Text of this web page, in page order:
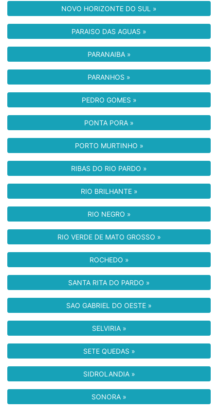
NOVO HORIZONTE DO SUL »
PARAISO DAS AGUAS »
PARANAIBA »
PARANHOS »
PEDRO GOMES »
PONTA PORA »
PORTO MURTINHO »
RIBAS DO RIO PARDO »
RIO BRILHANTE »
RIO NEGRO »
RIO VERDE DE MATO GROSSO »
ROCHEDO »
SANTA RITA DO PARDO »
SAO GABRIEL DO OESTE »
SELVIRIA »
SETE QUEDAS »
SIDROLANDIA »
SONORA »